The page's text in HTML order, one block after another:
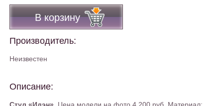
В корзину
Производитель:
Неизвестен
Описание: